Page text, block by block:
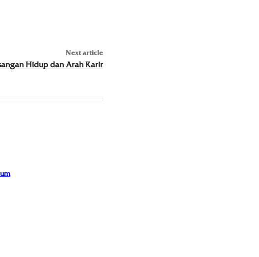
Next article
Hidup dan Arah Karir